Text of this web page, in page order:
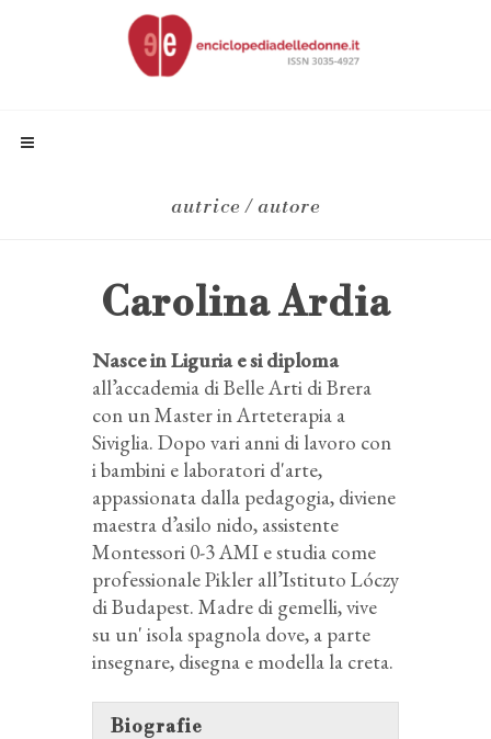
autrice / autore
Carolina Ardia
Nasce in Liguria e si diploma
all’accademia di Belle Arti di Brera
con un Master in Arteterapia a
Siviglia. Dopo vari anni di lavoro con
i bambini e laboratori d'arte,
appassionata dalla pedagogia, diviene
maestra d’asilo nido, assistente
Montessori 0-3 AMI e studia come
professionale Pikler all’Istituto Lóczy
di Budapest. Madre di gemelli, vive
su un' isola spagnola dove, a parte
insegnare​, disegna e modella la creta.
Biografie